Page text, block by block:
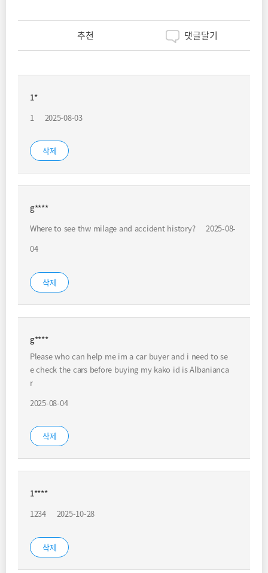
추천 댓글달기
1*
1
2025-08-03
삭제
g****
Where to see thw milage and accident history?
2025-08-
04
삭제
g****
Please who can help me im a car buyer and i need to se
e check the cars before buying my kako id is Albanianca
r
2025-08-04
삭제
1****
1234
2025-10-28
삭제